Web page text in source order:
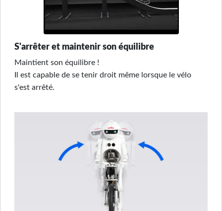
S'arrêter et maintenir son équilibre
Maintient son équilibre !
Il est capable de se tenir droit même lorsque le vélo
s'est arrêté.